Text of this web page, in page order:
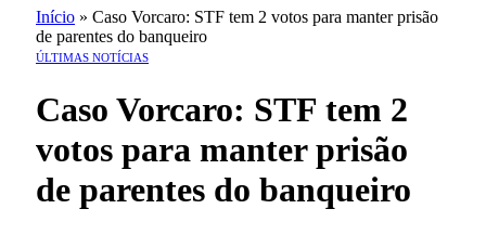
Início » Caso Vorcaro: STF tem 2 votos para manter prisão
de parentes do banqueiro
ÚLTIMAS NOTÍCIAS
Caso Vorcaro: STF tem 2
votos para manter prisão
de parentes do banqueiro